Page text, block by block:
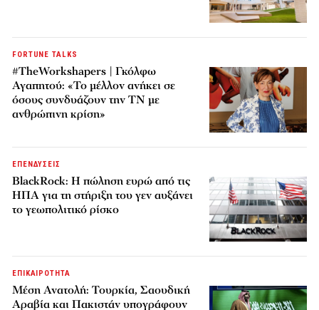
FORTUNE TALKS
#TheWorkshapers | Γκόλφω
Αγαπητού: «Το μέλλον ανήκει σε
όσους συνδυάζουν την ΤΝ με
ανθρώπινη κρίση»
ΕΠΕΝΔΥΣΕΙΣ
BlackRock: Η πώληση ευρώ από τις
ΗΠΑ για τη στήριξη του γεν αυξάνει
το γεωπολιτικό ρίσκο
ΕΠΙΚΑΙΡΟΤΗΤΑ
Μέση Ανατολή: Τουρκία, Σαουδική
Αραβία και Πακιστάν υπογράφουν